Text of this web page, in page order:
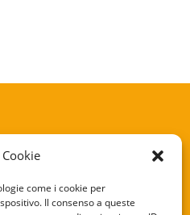
come i cookie per
Il consenso a queste